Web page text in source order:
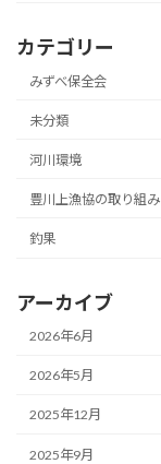
カテゴリー
みずべ保全会
未分類
河川環境
豊川上漁協の取り組み
釣果
アーカイブ
2026年6月
2026年5月
2025年12月
2025年9月